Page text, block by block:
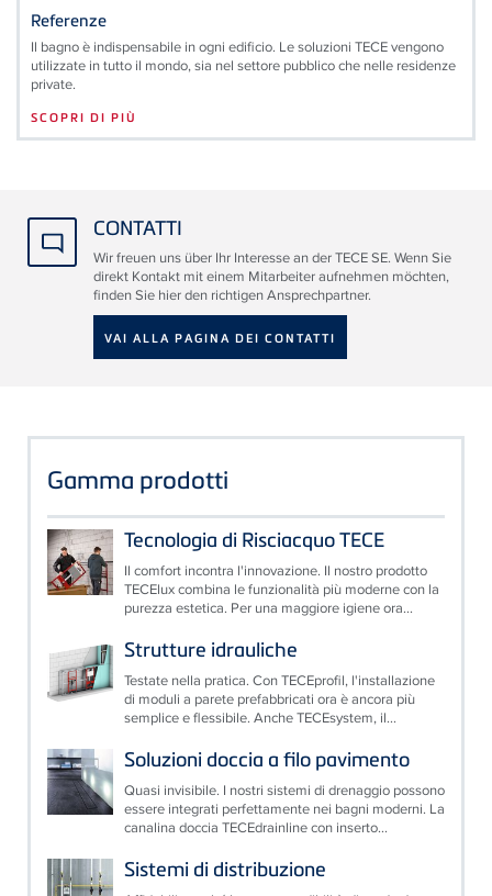
Referenze
Il bagno è indispensabile in ogni edificio. Le soluzioni TECE vengono
utilizzate in tutto il mondo, sia nel settore pubblico che nelle residenze
private.
SCOPRI DI PIÙ
CONTATTI
Wir freuen uns über Ihr Interesse an der TECE SE. Wenn Sie
direkt Kontakt mit einem Mitarbeiter aufnehmen möchten,
finden Sie hier den richtigen Ansprechpartner.
VAI ALLA PAGINA DEI CONTATTI
Gamma prodotti
Tecnologia di Risciacquo TECE
Il comfort incontra l'innovazione. Il nostro prodotto
TECElux combina le funzionalità più moderne con la
purezza estetica. Per una maggiore igiene ora...
Strutture idrauliche
Testate nella pratica. Con TECEprofil, l'installazione
di moduli a parete prefabbricati ora è ancora più
semplice e flessibile. Anche TECEsystem, il...
Soluzioni doccia a filo pavimento
Quasi invisibile. I nostri sistemi di drenaggio possono
essere integrati perfettamente nei bagni moderni. La
canalina doccia TECEdrainline con inserto...
Sistemi di distribuzione